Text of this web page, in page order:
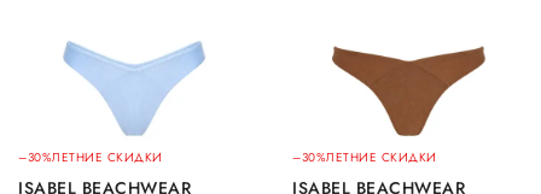
–30%ЛЕТНИЕ СКИДКИ
ISABEL BEACHWEAR
–30%ЛЕТНИЕ СКИДКИ
ISABEL BEACHWEAR